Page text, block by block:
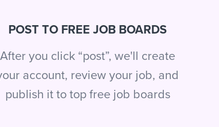
POST TO FREE JOB BOARDS
After you click “post”, we'll create
account, review your job, and
publish it to top free job boards